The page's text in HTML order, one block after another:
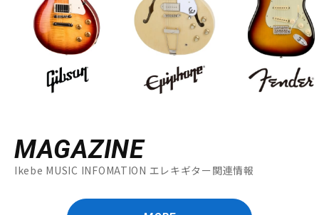
MAGAZINE
Ikebe MUSIC INFOMATION エレキギター関連情報